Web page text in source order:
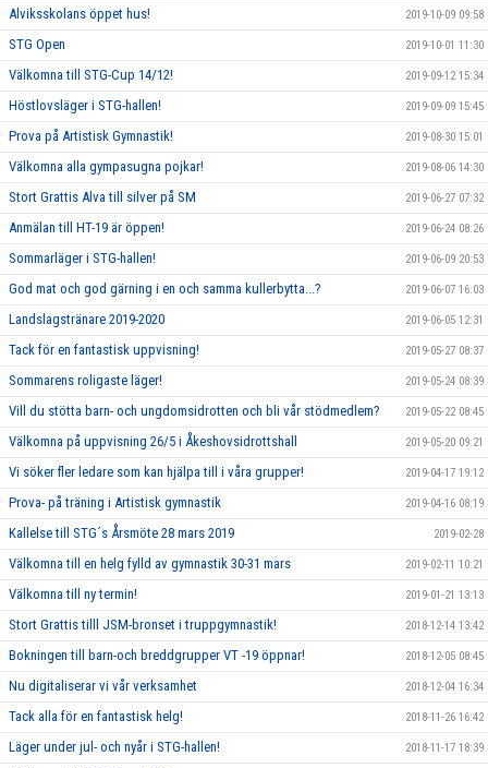
Alviksskolans öppet hus! 2019-10-09 09:58
STG Open 2019-10-01 11:30
Välkomna till STG-Cup 14/12! 2019-09-12 15:34
Höstlovsläger i STG-hallen! 2019-09-09 15:45
Prova på Artistisk Gymnastik! 2019-08-30 15:01
Välkomna alla gympasugna pojkar! 2019-08-06 14:30
Stort Grattis Alva till silver på SM 2019-06-27 07:32
Anmälan till HT-19 är öppen! 2019-06-24 08:26
Sommarläger i STG-hallen! 2019-06-09 20:53
God mat och god gärning i en och samma kullerbytta...? 2019-06-07 16:03
Landslagstränare 2019-2020 2019-06-05 12:31
Tack för en fantastisk uppvisning! 2019-05-27 08:37
Sommarens roligaste läger! 2019-05-24 08:39
Vill du stötta barn- och ungdomsidrotten och bli vår stödmedlem? 2019-05-22 08:45
Välkomna på uppvisning 26/5 i Åkeshovsidrottshall 2019-05-20 09:21
Vi söker fler ledare som kan hjälpa till i våra grupper! 2019-04-17 19:12
Prova- på träning i Artistisk gymnastik 2019-04-16 08:19
Kallelse till STG´s Årsmöte 28 mars 2019 2019-02-28
Välkomna till en helg fylld av gymnastik 30-31 mars 2019-02-11 10:21
Välkomna till ny termin! 2019-01-21 13:13
Stort Grattis tilll JSM-bronset i truppgymnastik! 2018-12-14 13:42
Bokningen till barn-och breddgrupper VT -19 öppnar! 2018-12-05 08:45
Nu digitaliserar vi vår verksamhet 2018-12-04 16:34
Tack alla för en fantastisk helg! 2018-11-26 16:42
Läger under jul- och nyår i STG-hallen! 2018-11-17 18:39